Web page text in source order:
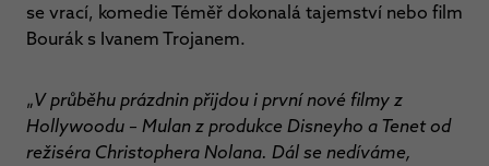
se vrací, komedie Téměř dokonalá tajemství nebo film
Bourák s Ivanem Trojanem.
„V průběhu prázdnin přijdou i první nové filmy z
Hollywoodu – Mulan z produkce Disneyho a Tenet od
režiséra Christophera Nolana. Dál se nedíváme,